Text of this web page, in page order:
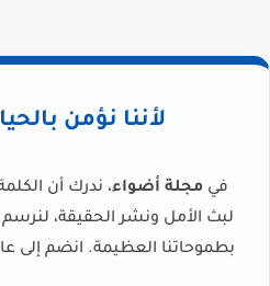
لأننا نؤمن
في مجلة أضواء، ندرك أن
لبث الأمل ونشر الحقيقة،
بطموحاتنا العظيمة. انضم إلى